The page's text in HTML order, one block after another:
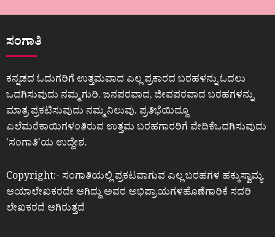
ಸಂಗಾತಿ
ಕನ್ನಡದ ಓದುಗರಿಗೆ ಉತ್ತಮವಾದ ಎಲ್ಲ ಪ್ರಕಾರದ ಬರಹಳನ್ನು ಓದಲು
ಒದಗಿಸುವುದು ನಮ್ಮ ಗುರಿ. ಜನಪರವಾದ, ಜೀವಪರವಾದ ಬರಹಗಳನ್ನು
ಮಾತ್ರ ಪ್ರಕಟಿಸುವುದು ನಮ್ಮ ನಿಲುವು. ಪ್ರತಿಭೆಯಿದ್ದೂ
ಎಲೆಮರೆಕಾಯಿಗಳಂತಿರುವ ಉತ್ತಮ ಬರಹಗಾರರಿಗೆ ವೇದಿಕೆಒದಗಿಸುವುದು
ʼಸಂಗಾತಿʼಯ ಉದ್ದೇಶ.
Copyright:- ಸಂಗಾತಿಯಲ್ಲಿ ಪ್ರಕಟವಾಗುವ ಎಲ್ಲ ಬರಹಗಳ ಹಕ್ಕುಸ್ವಾಮ್ಯ
ಆಯಾಲೇಖಕರದೇ ಆಗಿದ್ದು ಅವರ ಅಭಿಪ್ರಾಯಗಳಹೊಣೆಗಾರಿಕೆ ಸದರಿ
ಲೇಖಕರದೆ ಆಗಿರುತ್ತದೆ